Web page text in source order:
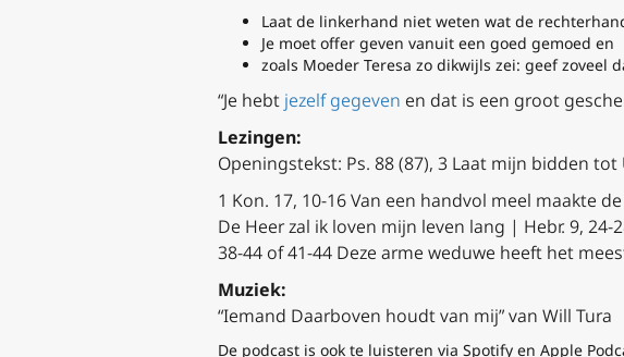
Laat de linkerhand niet weten wat de
Je moet offer geven vanuit een goed gemoed en
zoals Moeder Teresa zo dikwijls zei: geef zoveel
“Je hebt jezelf gegeven en dat is een groot
Lezingen:
Openingstekst: Ps. 88 (87), 3 Laat mijn bidden tot
1 Kon. 17, 10-16Van een handvol meel maakte
De Heer zal ik loven mijn leven lang | Hebr. 9, 24-
38-44 of 41-44 Deze arme weduwe heeft het
Muziek:
“Iemand Daarboven houdt van mij” van Will Tura
De podcast is ook te luisteren via Spotify en Apple